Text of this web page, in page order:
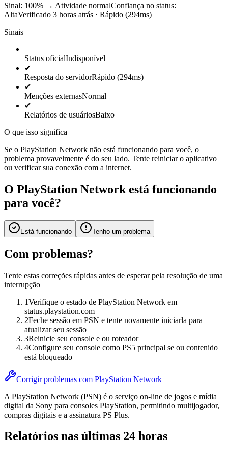
Sinal: 100% → Atividade normalConfiança no status:
AltaVerificado 3 horas atrás · Rápido (294ms)
Sinais
—
Status oficialIndisponível
✔
Resposta do servidorRápido (294ms)
✔
Menções externasNormal
✔
Relatórios de usuáriosBaixo
O que isso significa
Se o PlayStation Network não está funcionando para você, o
problema provavelmente é do seu lado. Tente reiniciar o aplicativo
ou verificar sua conexão com a internet.
O PlayStation Network está funcionando
para você?
Está funcionando Tenho um problema
Com problemas?
Tente estas correções rápidas antes de esperar pela resolução de uma
interrupção
1Verifique o estado de PlayStation Network em
status.playstation.com
2Feche sessão em PSN e tente novamente iniciarla para
atualizar seu sessão
3Reinicie seu console e ou roteador
4Configure seu console como PS5 principal se ou contenido
está bloqueado
Corrigir problemas com PlayStation Network
A PlayStation Network (PSN) é o serviço on-line de jogos e mídia
digital da Sony para consoles PlayStation, permitindo multijogador,
compras digitais e a assinatura PS Plus.
Relatórios nas últimas 24 horas